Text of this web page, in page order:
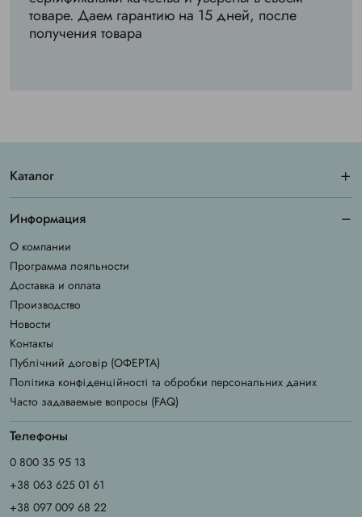
товаре. Даем гарантию на 15 дней, после
получения товара
Каталог
Информация
О компании
Программа лояльности
Доставка и оплата
Производство
Новости
Контакты
Публічний договір (ОФЕРТА)
Політика конфіденційності та обробки персональних даних
Часто задаваемые вопросы (FAQ)
Телефоны
0 800 35 95 13
+38 063 625 01 61
+38 097 009 68 22